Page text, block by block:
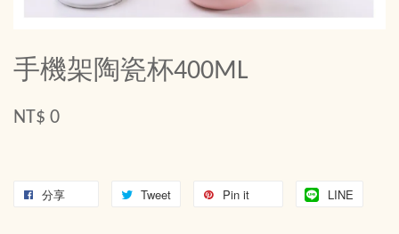
手機架陶瓷杯400ML
NT$ 0
分享 Tweet Pin it LINE